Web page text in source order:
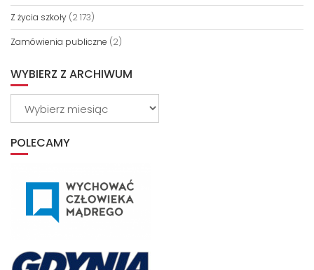
Z życia szkoły (2 173)
Zamówienia publiczne (2)
WYBIERZ Z ARCHIWUM
POLECAMY